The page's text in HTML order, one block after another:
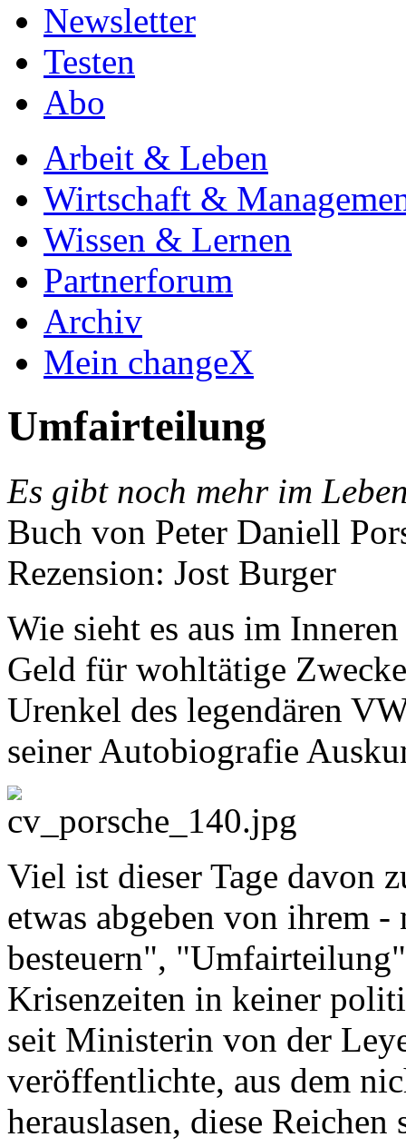
Newsletter
Testen
Abo
Arbeit & Leben
Wirtschaft &
Wissen & Lernen
Partnerforum
Archiv
Mein changeX
Umfairteilung
Es gibt noch mehr im
Buch von Peter Daniell
Rezension: Jost Burger
Wie sieht es aus im
Geld für wohltätige
Urenkel des legendären
seiner Autobiografie
Viel ist dieser Tage davon
etwas abgeben von ihrem
besteuern",
Krisenzeiten in keiner
seit Ministerin von der
veröffentlichte, aus dem
herauslasen, diese